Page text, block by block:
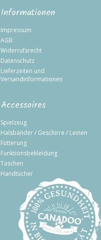
Informationen
Impressum
AGB
Widerrufsrecht
Datenschutz
Lieferzeiten und
Versandinformationen
Accessoires
Spielzeug
Halsbänder / Geschirre / Leinen
Fütterung
Funktionsbekleidung
Taschen
Handtücher